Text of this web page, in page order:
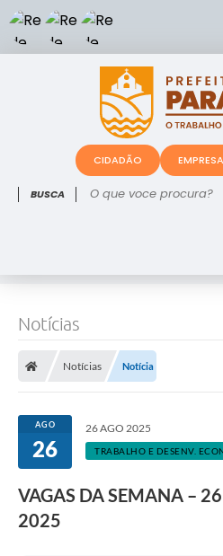
O que voce procura?
CIDADÃO EMPRESA
Notícias
Notícias Notícia
AGO
26
26 AGO 2025
TRABALHO E DESENV.
VAGAS DA SEMANA –
2025